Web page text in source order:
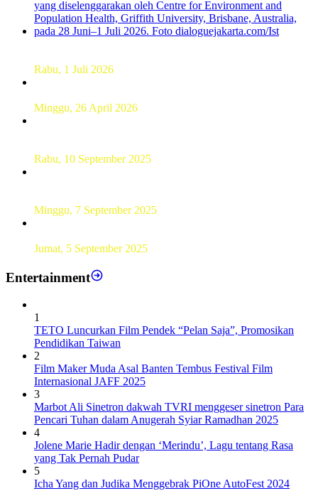
Rabu, 1 Juli 2026
Minggu, 26 April 2026
Rabu, 10 September 2025
Minggu, 7 September 2025
Jumat, 5 September 2025
Entertainment
1
TETO Luncurkan Film Pendek “Pelan Saja”, Promosikan
Pendidikan Taiwan
2
Film Maker Muda Asal Banten Tembus Festival Film
Internasional JAFF 2025
3
Marbot Ali Sinetron dakwah TVRI menggeser sinetron Para
Pencari Tuhan dalam Anugerah Syiar Ramadhan 2025
4
Jolene Marie Hadir dengan ‘Merindu’, Lagu tentang Rasa
yang Tak Pernah Pudar
5
Icha Yang dan Judika Menggebrak PiOne AutoFest 2024